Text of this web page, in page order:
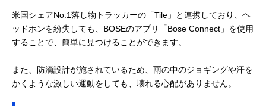
米国シェアNo.1落し物トラッカーの「Tile」と連携しており、ヘ
ッドホンを紛失しても、BOSEのアプリ「Bose Connect」を使用
することで、簡単に見つけることができます。
また、防滴設計が施されているため、雨の中のジョギングや汗を
かくような激しい運動をしても、壊れる心配がありません。